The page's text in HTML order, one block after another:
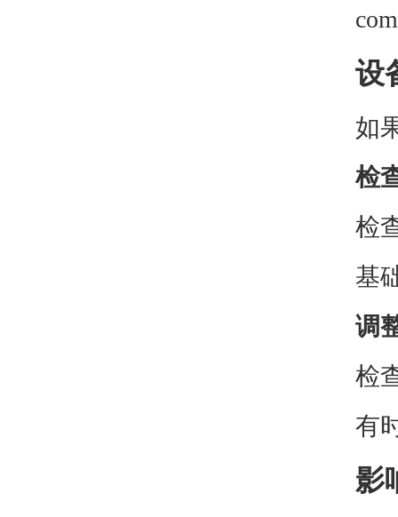
设
如
检
检
基
调
检
有
影